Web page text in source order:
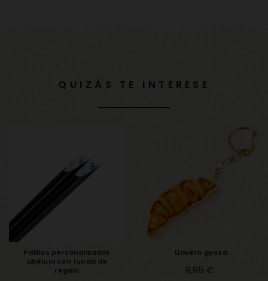
QUIZÁS TE INTERESE
Palillos personalizados
Libélula con funda de
regalo
Llavero gyoza
Precio
9,95 €